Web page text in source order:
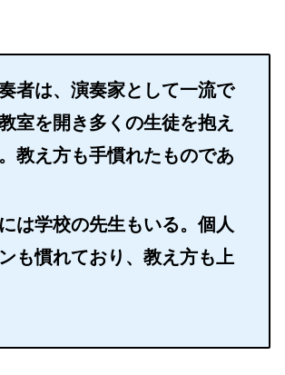
者は、演奏家として一流で
室を開き多くの生徒を抱え
教え方も手慣れたものであ
は学校の先生もいる。個人
も慣れており、教え方も上